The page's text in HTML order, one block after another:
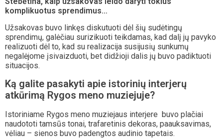
komplikuotus sprendimus…
Užsakovas buvo linkęs diskutuoti dėl šių sudėtingų
sprendimų, galėčiau surizikuoti teikdamas, kad dalį jų pavyko
realizuoti dėl to, kad su realizacija susijusių sunkumų
negalėjome įsivaizduoti, bet didžioji dalis jų buvo padiktuoti
situacijos.
Ką galite pasakyti apie istorinių interjerų
atkūrimą Rygos meno muziejuje?
Istoriniame Rygos meno muziejaus interjere buvo plačiai
naudototi tamsūs tonai, trafaretinis dekoras, paauksavimas,
vėliau – sienos buvo padengtos audinio tapetais.